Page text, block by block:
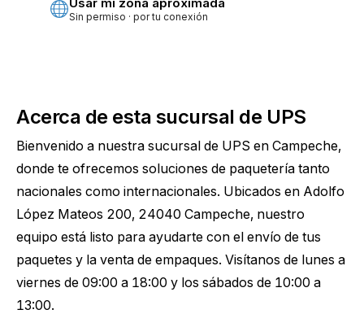
Sin permiso · por tu conexión
Acerca de esta sucursal de UPS
Bienvenido a nuestra sucursal de UPS en Campeche,
donde te ofrecemos soluciones de paquetería tanto
nacionales como internacionales. Ubicados en Adolfo
López Mateos 200, 24040 Campeche, nuestro
equipo está listo para ayudarte con el envío de tus
paquetes y la venta de empaques. Visítanos de lunes a
viernes de 09:00 a 18:00 y los sábados de 10:00 a
13:00.